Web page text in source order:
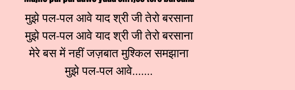
मुझे पल-पल आवे याद श्री जी तेरो बरसाना
मुझे पल-पल आवे याद श्री जी तेरो बरसाना
मेरे बस में नहीं जज़बात मुश्किल समझाना
मुझे पल-पल आवे.......